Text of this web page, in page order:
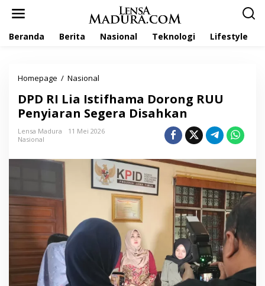
Beranda Berita Nasional Teknologi Lifestyle
Homepage / Nasional
D
R
I
L
s
t
h
DPD RI Lia Istifhama Dorong RUU
Penyiaran Segera Disahkan
Lensa Madura
11 Mei 2026
Nasional